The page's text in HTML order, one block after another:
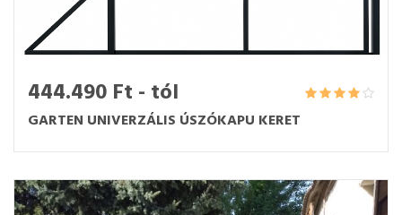
444.490 Ft - tól
GARTEN UNIVERZÁLIS ÚSZÓKAPU KERET